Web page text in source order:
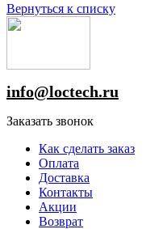
Вернуться к списку
info@loctech.ru
Заказать звонок
Как сделать заказ
Оплата
Доставка
Контакты
Акции
Возврат